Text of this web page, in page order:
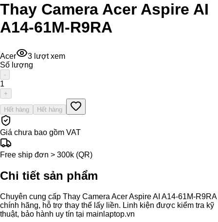
Thay Camera Acer Aspire AI
A14-61M-R9RA
Acer 3 lượt xem
Số lượng
-
1
+
Hết hàng Hết hàng
Giá chưa bao gồm VAT
Free ship đơn > 300k (QR)
Chi tiết sản phẩm
Chuyên cung cấp Thay Camera Acer Aspire AI A14-61M-R9RA
chính hãng, hỗ trợ thay thế lấy liền. Linh kiện được kiểm tra kỹ
thuật, bảo hành uy tín tại mainlaptop.vn